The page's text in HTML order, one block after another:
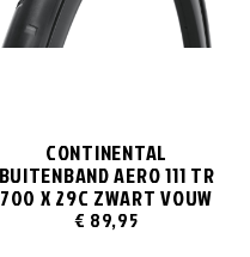
CONTINENTAL
BUITENBAND AERO 111 TR
700 X 29C ZWART VOUW
€ 89,95